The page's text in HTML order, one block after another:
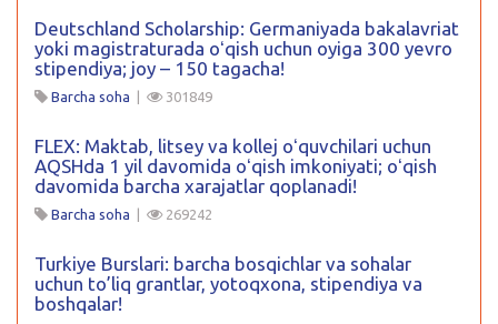
Deutschland Scholarship: Germaniyada bakalavriat
yoki magistraturada oʻqish uchun oyiga 300 yevro
stipendiya; joy – 150 tagacha!
Barcha soha | 301849
FLEX: Maktab, litsey va kollej oʻquvchilari uchun
AQSHda 1 yil davomida oʻqish imkoniyati; oʻqish
davomida barcha xarajatlar qoplanadi!
Barcha soha | 269242
Turkiye Burslari: barcha bosqichlar va sohalar
uchun to’liq grantlar, yotoqxona, stipendiya va
boshqalar!